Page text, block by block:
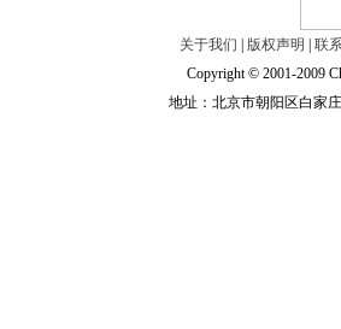
关于我们 版权声明
联
Copyright © 2001-2009
地址：北京市朝阳区白家